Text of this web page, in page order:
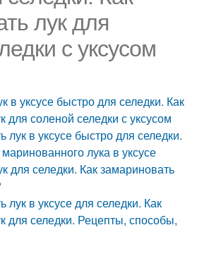
лук для
с уксусом
в уксусе быстро для селедки. Как
для соленой селедки с уксусом
лук в уксусе быстро для селедки.
лука в уксусе
для селедки. Как замариновать
лук в уксусе для селедки. Как
для селедки. Рецепты, способы,